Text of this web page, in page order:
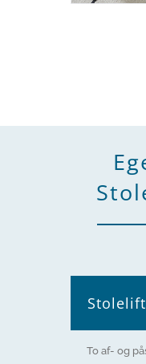
To af- og